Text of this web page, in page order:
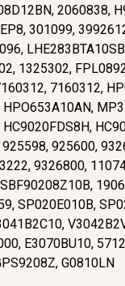
2060838,
301099,
1325302,
7160312,
HPO653A10AN,
925598, 925600,
9326800,
SP020E010B,
E3070BU10,
G0810LN